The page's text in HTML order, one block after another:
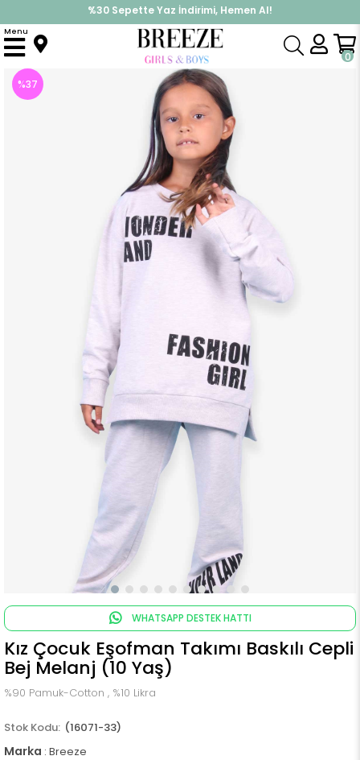
%30 Sepette Yaz İndirimi, Hemen Al!
İndirimlere ek %10 İndirimi Kap, Hemen Üye Ol!
0
Menu
Anasayfa Takımlar Eşofman Takımı Kız Çocuk Eşofman Takımı Baskılı Cepli Bej Melanj (10 Yaş)
%37
WHATSAPP DESTEK HATTI
Kız Çocuk Eşofman Takımı Baskılı Cepli
Bej Melanj (10 Yaş)
%90 Pamuk-Cotton , %10 Likra
(16071-33)
Marka : Breeze